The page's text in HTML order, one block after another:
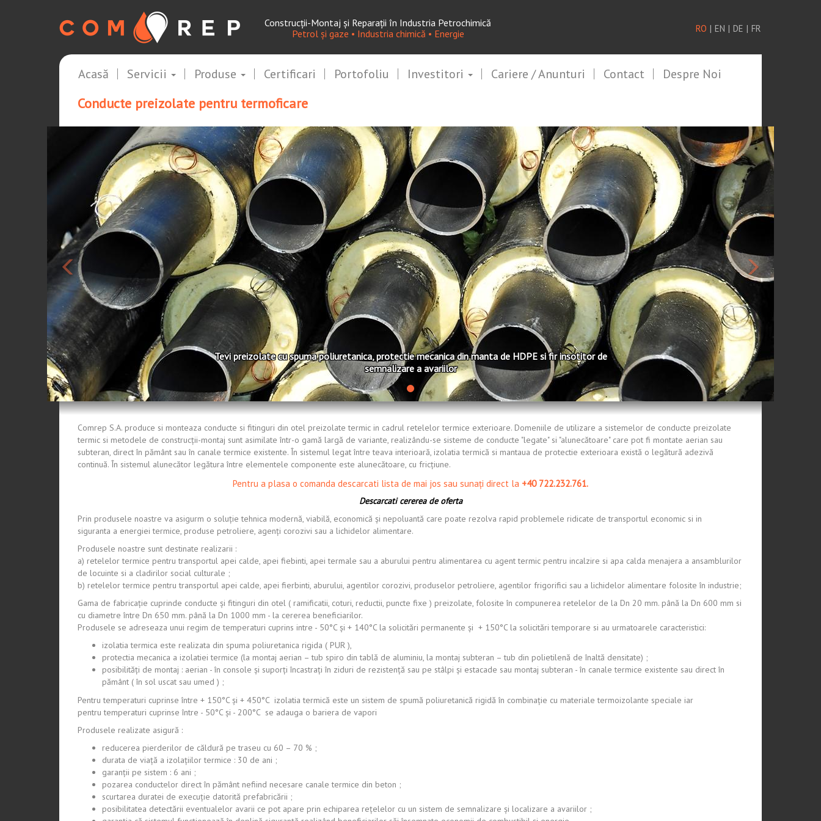
Construcţii-Montaj şi Reparaţii în Industria Petrochimică
Petrol şi gaze • Industria chimică • Energie
RO | EN | DE | FR
Acasă Servicii Produse Certificari Portofoliu Investitori Cariere / Anunturi Contact Despre Noi
Conducte preizolate pentru termoficare
Tevi preizolate cu spuma poliuretanica, protectie mecanica din manta de HDPE si fir insotitor de
semnalizare a avariilor
Comrep S.A. produce si monteaza conducte si fitinguri din otel preizolate termic in cadrul retelelor termice exterioare. Domeniile de utilizare a sistemelor de conducte preizolate
termic si metodele de construcţii-montaj sunt asimilate într-o gamă largă de variante, realizându-se sisteme de conducte "legate" si "alunecătoare" care pot fi montate aerian sau
subteran, direct în pământ sau în canale termice existente. În sistemul legat între teava interioară, izolatia termică si mantaua de protectie exterioara există o legătură adezivă
continuă. În sistemul alunecător legătura între elementele componente este alunecătoare, cu fricţiune.
Pentru a plasa o comanda descarcati lista de mai jos sau sunați direct la +40 722.232.761.
Descarcati cererea de oferta
Prin produsele noastre va asigurm o soluţie tehnica modernă, viabilă, economică şi nepoluantă care poate rezolva rapid problemele ridicate de transportul economic si in
siguranta a energiei termice, produse petroliere, agenţi corozivi sau a lichidelor alimentare.
Produsele noastre sunt destinate realizarii :
a) retelelor termice pentru transportul apei calde, apei fiebinti, apei termale sau a aburului pentru alimentarea cu agent termic pentru incalzire si apa calda menajera a ansamblurilor
de locuinte si a cladirilor social culturale ;
b) retelelor termice pentru transportul apei calde, apei fierbinti, aburului, agentilor corozivi, produselor petroliere, agentilor frigorifici sau a lichidelor alimentare folosite în industrie;
Gama de fabricaţie cuprinde conducte şi fitinguri din otel ( ramificatii, coturi, reductii, puncte fixe ) preizolate, folosite în compunerea retelelor de la Dn 20 mm. până la Dn 600 mm si
cu diametre între Dn 650 mm. până la Dn 1000 mm - la cererea beneficiarilor.
Produsele se adreseaza unui regim de temperaturi cuprins intre - 50°C şi + 140°C la solicitări permanente şi + 150°C la solicitări temporare si au urmatoarele caracteristici:
izolatia termica este realizata din spuma poliuretanica rigida ( PUR ),
protectia mecanica a izolatiei termice (la montaj aerian – tub spiro din tablă de aluminiu, la montaj subteran – tub din polietilenă de înaltă densitate) ;
posibilităţi de montaj : aerian - în console şi suporţi încastraţi în ziduri de rezistenţă sau pe stâlpi şi estacade sau montaj subteran - în canale termice existente sau direct în
pământ ( în sol uscat sau umed ) ;
Pentru temperaturi cuprinse între + 150°C şi + 450°C izolatia termică este un sistem de spumă poliuretanică rigidă în combinaţie cu materiale termoizolante speciale iar
pentru temperaturi cuprinse între - 50°C şi - 200°C se adauga o bariera de vapori
Produsele realizate asigură :
reducerea pierderilor de căldură pe traseu cu 60 – 70 % ;
durata de viaţă a izolaţiilor termice : 30 de ani ;
garanţii pe sistem : 6 ani ;
pozarea conductelor direct în pământ nefiind necesare canale termice din beton ;
scurtarea duratei de execuţie datorită prefabricării ;
posibilitatea detectării eventualelor avarii ce pot apare prin echiparea reţelelor cu un sistem de semnalizare şi localizare a avariilor ;